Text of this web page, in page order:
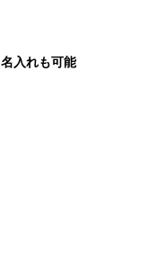
名入れも可能